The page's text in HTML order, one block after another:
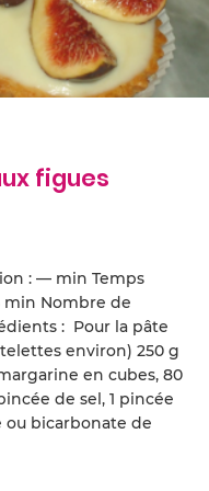
figues
: — min Temps
min Nombre de
: Pour la pâte
environ) 250 g
en cubes, 80
de sel, 1 pincée
bicarbonate de